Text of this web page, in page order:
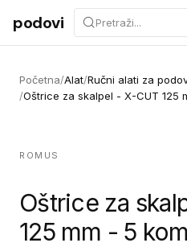
Preskoči na sadržaj
podovi
Početna/Alat/Ručni alati za
/Oštrice za skalpel - X-CUT 125
ROMUS
Oštrice za
125 mm - 5